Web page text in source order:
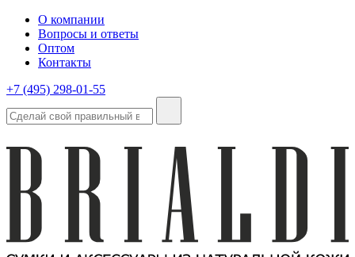
О компании
Вопросы и ответы
Оптом
Контакты
+7 (495) 298-01-55